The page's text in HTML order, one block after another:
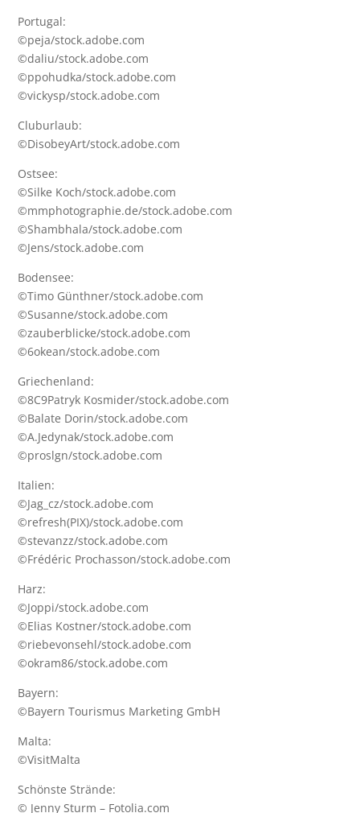
Portugal:
©peja/stock.adobe.com
©daliu/stock.adobe.com
©ppohudka/stock.adobe.com
©vickysp/stock.adobe.com
Cluburlaub:
©DisobeyArt/stock.adobe.com
Ostsee:
©Silke Koch/stock.adobe.com
©mmphotographie.de/stock.adobe.com
©Shambhala/stock.adobe.com
©Jens/stock.adobe.com
Bodensee:
©Timo Günthner/stock.adobe.com
©Susanne/stock.adobe.com
©zauberblicke/stock.adobe.com
©6okean/stock.adobe.com
Griechenland:
©8C9Patryk Kosmider/stock.adobe.com
©Balate Dorin/stock.adobe.com
©A.Jedynak/stock.adobe.com
©proslgn/stock.adobe.com
Italien:
©Jag_cz/stock.adobe.com
©refresh(PIX)/stock.adobe.com
©stevanzz/stock.adobe.com
©Frédéric Prochasson/stock.adobe.com
Harz:
©Joppi/stock.adobe.com
©Elias Kostner/stock.adobe.com
©riebevonsehl/stock.adobe.com
©okram86/stock.adobe.com
Bayern:
©Bayern Tourismus Marketing GmbH
Malta:
©VisitMalta
Schönste Strände:
© Jenny Sturm – Fotolia.com